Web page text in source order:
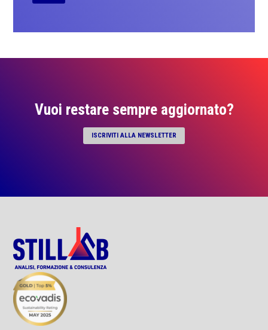
Vuoi restare sempre aggiornato?
ISCRIVITI ALLA NEWSLETTER